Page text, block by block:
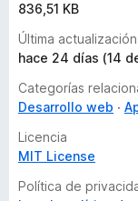
836,51 KB
Última actualización
hace 24 días (14
Categorías
Desarrollo web
Licencia
MIT License
Política de